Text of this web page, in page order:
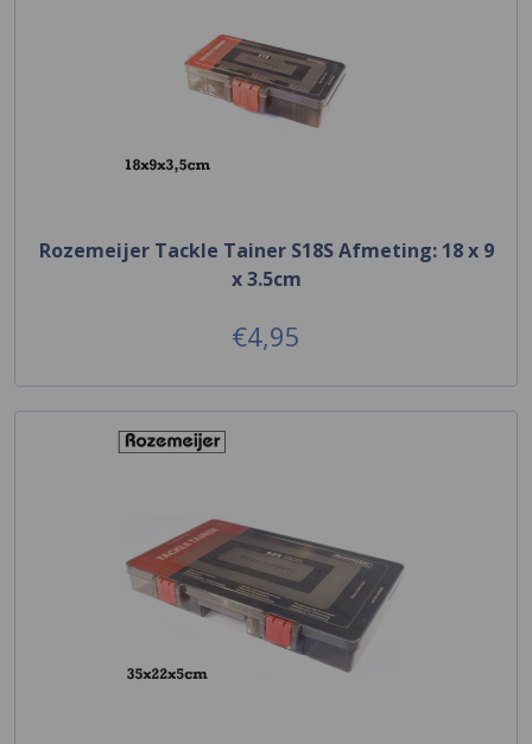
Rozemeijer Tackle Tainer S18S Afmeting: 18 x 9
x 3.5cm
€4,95